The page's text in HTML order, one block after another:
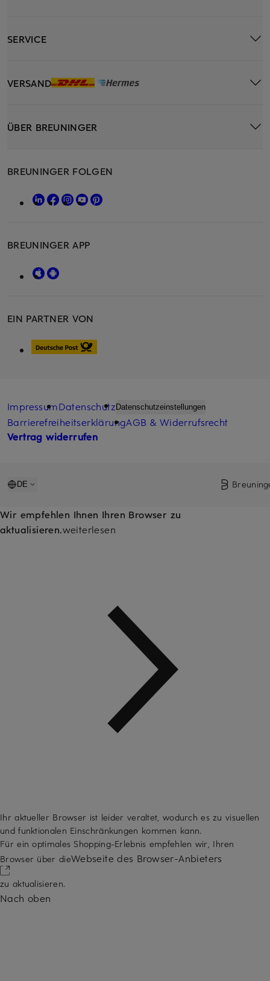
SERVICE
VERSAND
ÜBER BREUNINGER
EIN PARTNER VON
BREUNINGER FOLGEN
BREUNINGER APP
ImpressumDatenschutzDatenschutzeinstellungen
BarrierefreiheitserklärungAGB & Widerrufsrecht
Vertrag widerrufen
DE
Wir empfehlen Ihnen Ihren Browser zu
aktualisieren.weiterlesen
Ihr aktueller Browser ist leider veraltet, wodurch es zu visuellen
und funktionalen Einschränkungen kommen kann.
Für ein optimales Shopping-Erlebnis empfehlen wir, Ihren
Browser über dieWebseite des Browser-Anbieters
zu aktualisieren.
Nach oben